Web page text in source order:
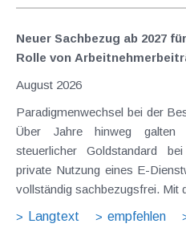
Neuer Sachbezug ab 2027
Rolle von
August 2026
Paradigmenwechsel bei der
Über Jahre hinweg galten
steuerlicher Goldstandard
private Nutzung eines E-
vollständig sachbezugsfrei. Mit
Langtext
empfehlen